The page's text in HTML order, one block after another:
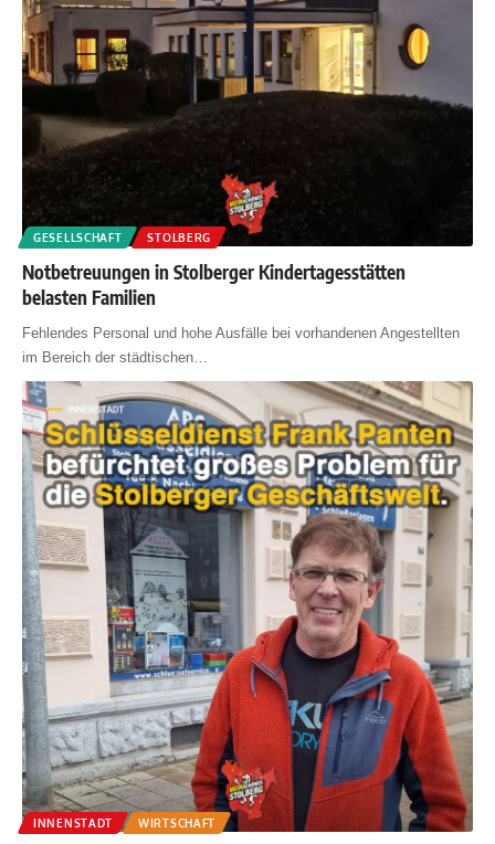
GESELLSCHAFT STOLBERG
Notbetreuungen in Stolberger Kindertagesstätten
belasten Familien
Fehlendes Personal und hohe Ausfälle bei vorhandenen Angestellten
im Bereich der städtischen…
INNENSTADT WIRTSCHAFT